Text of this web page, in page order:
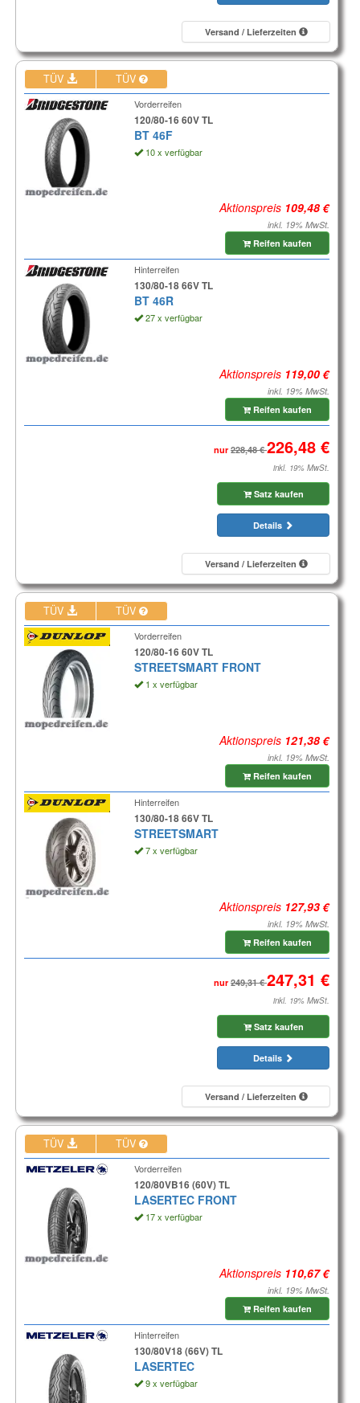
Versand / Lieferzeiten
TÜV TÜV
Vorderreifen
120/80-16 60V TL
BT 46F
10 x verfügbar
Aktionspreis
inkl. 19% MwSt.
Reifen kaufen
Hinterreifen
130/80-18 66V TL
BT 46R
27 x verfügbar
Aktionspreis
inkl. 19% MwSt.
Reifen kaufen
nur
inkl. 19% MwSt.
Satz kaufen
Details
Versand / Lieferzeiten
TÜV TÜV
Vorderreifen
120/80-16 60V TL
STREETSMART FRONT
1 x verfügbar
Aktionspreis
inkl. 19% MwSt.
Reifen kaufen
Hinterreifen
130/80-18 66V TL
STREETSMART
7 x verfügbar
Aktionspreis
inkl. 19% MwSt.
Reifen kaufen
nur
inkl. 19% MwSt.
Satz kaufen
Details
Versand / Lieferzeiten
TÜV TÜV
Vorderreifen
120/80VB16 (60V) TL
LASERTEC FRONT
17 x verfügbar
Aktionspreis
inkl. 19% MwSt.
Reifen kaufen
Hinterreifen
130/80V18 (66V) TL
LASERTEC
9 x verfügbar